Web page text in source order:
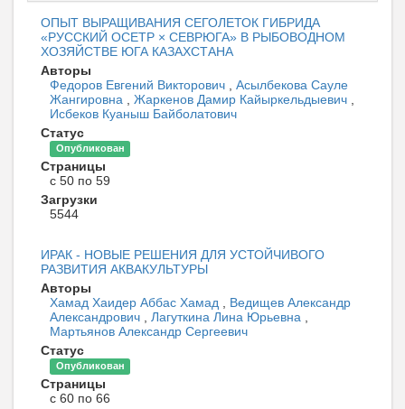
ОПЫТ ВЫРАЩИВАНИЯ СЕГОЛЕТОК ГИБРИДА
«РУССКИЙ ОСЕТР × СЕВРЮГА» В РЫБОВОДНОМ
ХОЗЯЙСТВЕ ЮГА КАЗАХСТАНА
Авторы
Федоров Евгений Викторович , Асылбекова Сауле
Жангировна , Жаркенов Дамир Кайыркельдыевич ,
Исбеков Куаныш Байболатович
Статус
Опубликован
Страницы
с 50 по 59
Загрузки
5544
ИРАК - НОВЫЕ РЕШЕНИЯ ДЛЯ УСТОЙЧИВОГО
РАЗВИТИЯ АКВАКУЛЬТУРЫ
Авторы
Хамад Хаидер Аббас Хамад , Ведищев Александр
Александрович , Лагуткина Лина Юрьевна ,
Мартьянов Александр Сергеевич
Статус
Опубликован
Страницы
с 60 по 66